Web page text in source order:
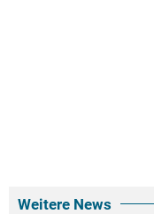
Weitere News